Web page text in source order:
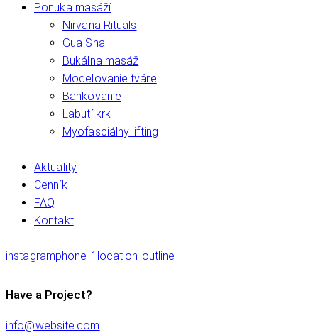
Ponuka masáží
Nirvana Rituals
Gua Sha
Bukálna masáž
Modelovanie tváre
Bankovanie
Labutí krk
Myofasciálny lifting
Aktuality
Cenník
FAQ
Kontakt
instagramphone-1 location-outline
Have a Project?
info@website.com